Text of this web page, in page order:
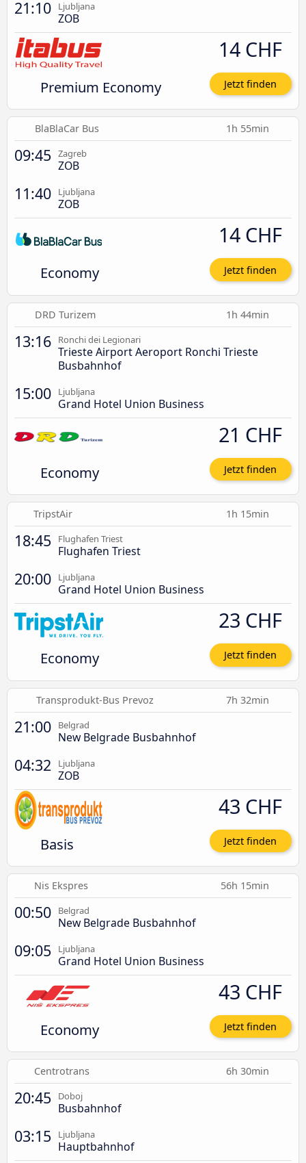
21:10 Ljubljana
ZOB
Premium Economy
14 CHF
Jetzt finden
BlaBlaCar Bus 1h 55min
09:45 Zagreb
ZOB
11:40 Ljubljana
ZOB
Economy
14 CHF
Jetzt finden
DRD Turizem 1h 44min
13:16 Ronchi dei Legionari
Trieste Airport Aeroport Ronchi Trieste
Busbahnhof
15:00 Ljubljana
Grand Hotel Union Business
Economy
21 CHF
Jetzt finden
TripstAir 1h 15min
18:45 Flughafen Triest
Flughafen Triest
20:00 Ljubljana
Grand Hotel Union Business
Economy
23 CHF
Jetzt finden
Transprodukt-Bus Prevoz 7h 32min
21:00 Belgrad
New Belgrade Busbahnhof
04:32 Ljubljana
ZOB
Basis
43 CHF
Jetzt finden
Nis Ekspres 56h 15min
00:50 Belgrad
New Belgrade Busbahnhof
09:05 Ljubljana
Grand Hotel Union Business
Economy
43 CHF
Jetzt finden
Centrotrans 6h 30min
20:45 Doboj
Busbahnhof
03:15 Ljubljana
Hauptbahnhof